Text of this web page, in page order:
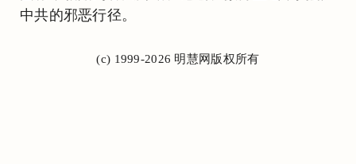
中共的邪恶行径。
(c) 1999-2026 明慧网版权所有